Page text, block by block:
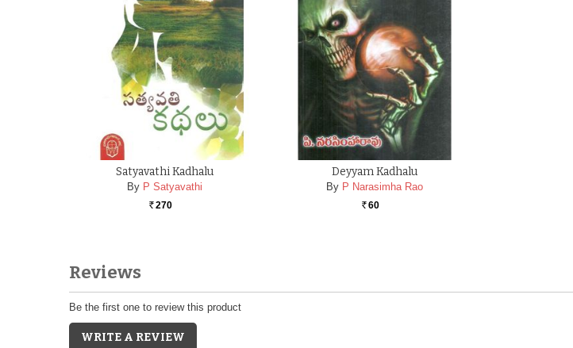
Satyavathi Kadhalu
By P Satyavathi
Rs. 270
Deyyam Kadhalu
By P Narasimha Rao
Rs. 60
Reviews
Be the first one to review this product
WRITE A REVIEW